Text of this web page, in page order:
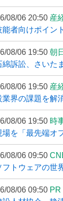
08/06 20:50 産
能者向けポイン
08/06 19:50 朝
綿訴訟、さいた
08/06 19:50 産
業界の課題を
08/06 19:50 時
場を「最先端オ
08/06 09:50
フトウェアの世
08/06 09:50 PR